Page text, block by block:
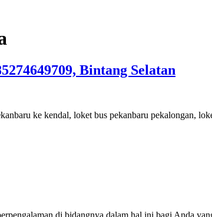
Bintang Selatan
ke kendal, loket bus pekanbaru pekalongan,
di bidangnya dalam hal ini bagi Anda